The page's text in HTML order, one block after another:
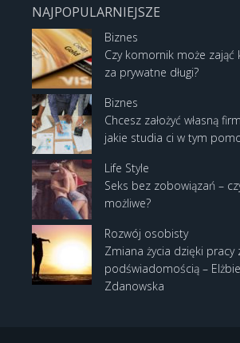
NAJPOPULARNIEJSZE
Biznes
Czy komornik może
za prywatne długi?
Biznes
Chcesz założyć własną
jakie studia ci w tym
Life Style
Seks bez zobowiązań –
możliwe?
Rozwój osobisty
Zmiana życia dzięki pracy
podświadomością –
Zdanowska